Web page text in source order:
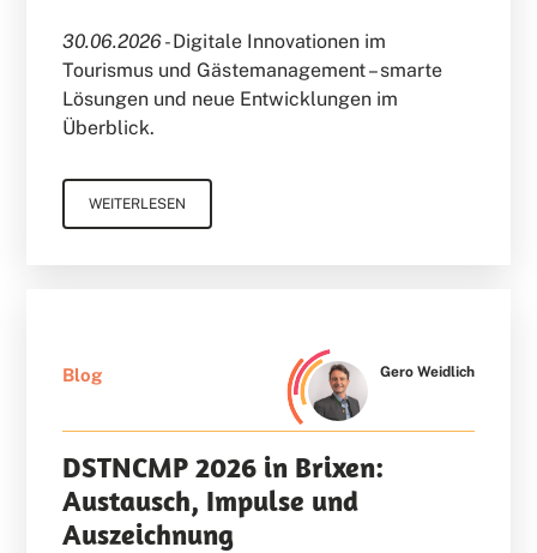
30.06.2026 -Digitale Innovationen im
Tourismus und Gästemanagement – smarte
Lösungen und neue Entwicklungen im
Überblick.
WEITERLESEN
Blog Gero Weidlich
DSTNCMP 2026 in Brixen:
Austausch, Impulse und
Auszeichnung